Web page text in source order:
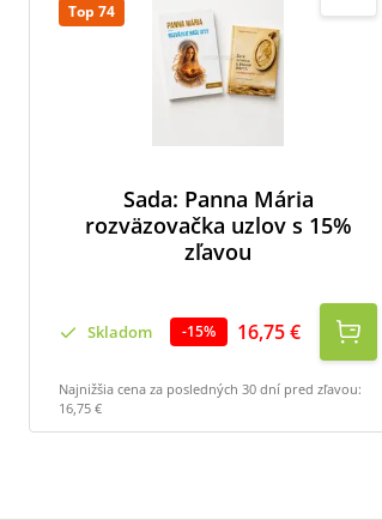
Top 74
Sada: Panna Mária
rozväzovačka uzlov s 15%
zľavou
Skladom -15% 16,75 €
Najnižšia cena za posledných 30 dní pred zľavou:
16,75 €